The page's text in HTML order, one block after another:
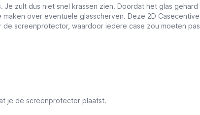
zult dus niet snel krassen zien. Doordat het glas
over eventuele glasscherven. Deze 2D
screenprotector, waardoor iedere case zou moeten
je de screenprotector plaatst.